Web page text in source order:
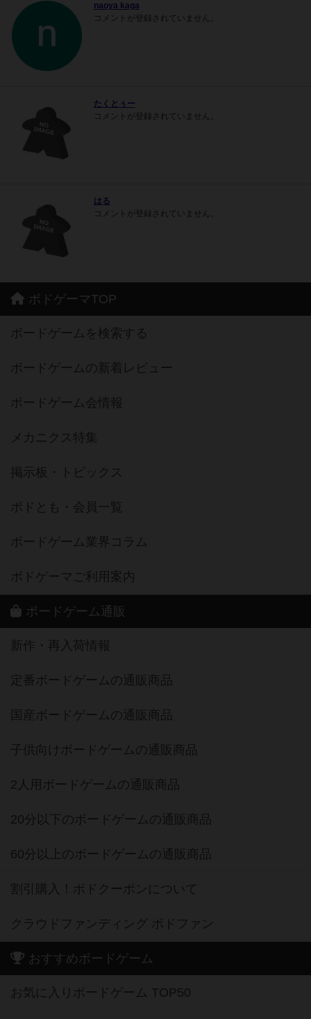
naoya kaga
コメントが登録されていません。
たくとぅー
コメントが登録されていません。
はる
コメントが登録されていません。
ボドゲーマTOP
ボードゲームを検索する
ボードゲームの新着レビュー
ボードゲーム会情報
メカニクス特集
掲示板・トピックス
ボドとも・会員一覧
ボードゲーム業界コラム
ボドゲーマご利用案内
ボードゲーム通販
新作・再入荷情報
定番ボードゲームの通販商品
国産ボードゲームの通販商品
子供向けボードゲームの通販商品
2人用ボードゲームの通販商品
20分以下のボードゲームの通販商品
60分以上のボードゲームの通販商品
割引購入！ボドクーポンについて
クラウドファンディング ボドファン
おすすめボードゲーム
お気に入りボードゲーム TOP50